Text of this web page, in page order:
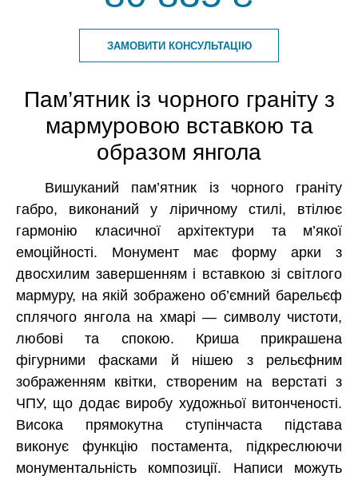
ЗАМОВИТИ КОНСУЛЬТАЦІЮ
Пам’ятник із чорного граніту з
мармуровою вставкою та
образом янгола
Вишуканий пам’ятник із чорного граніту
габро, виконаний у ліричному стилі, втілює
гармонію класичної архітектури та м’якої
емоційності. Монумент має форму арки з
двосхилим завершенням і вставкою зі світлого
мармуру, на якій зображено об’ємний барельєф
сплячого янгола на хмарі — символу чистоти,
любові та спокою. Криша прикрашена
фігурними фасками й нішею з рельєфним
зображенням квітки, створеним на верстаті з
ЧПУ, що додає виробу художньої витонченості.
Висока прямокутна ступінчаста підстава
виконує функцію постамента, підкреслюючи
монументальність композиції. Написи можуть